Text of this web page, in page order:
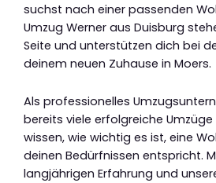
suchst nach einer passenden
Umzug Werner aus Duisburg
Seite und unterstützen dich bei
deinem neuen Zuhause in Moers.
Als professionelles
bereits viele erfolgreiche
wissen, wie wichtig es ist, eine
deinen Bedürfnissen entspricht.
langjährigen Erfahrung und